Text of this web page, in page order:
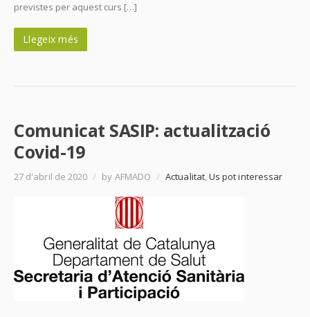
previstes per aquest curs […]
Llegeix més
Comunicat SASIP: actualització
Covid-19
27 d'abril de 2020 / by AFMADO / Actualitat,Us pot interessar